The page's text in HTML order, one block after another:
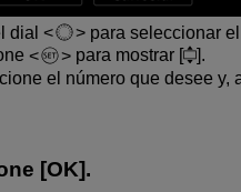
dial
para seleccionar
para mostrar [
].
el número que desee y,
[OK].